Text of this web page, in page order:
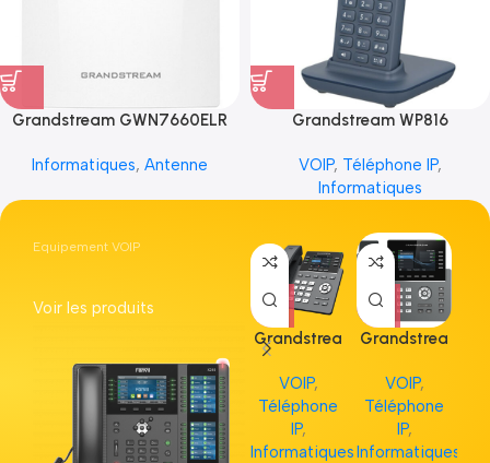
Grandstream GWN7660ELR
Informatiques, Antenne
Grandstream WP816
VOIP, Téléphone IP,
Informatiques
Equipement VOIP
Voir les produits
Grandstrea
m GRP2613
VOIP,
Téléphone
IP,
Informatiques
Grandstrea
VOIP,
Téléphone
IP,
Informatiques